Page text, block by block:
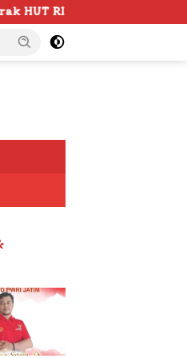
Dimulai, Bupati Fauzi